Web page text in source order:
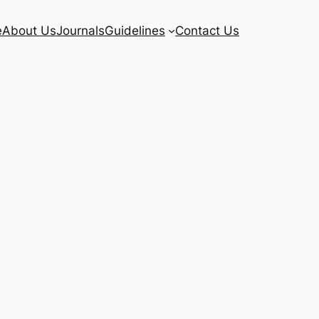
About UsJournalsGuidelines Contact Us